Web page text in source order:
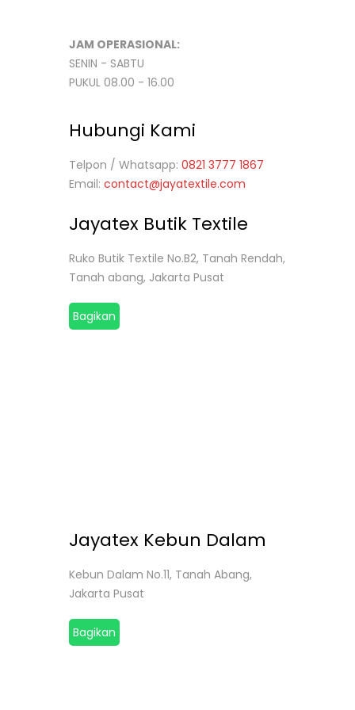
JAM OPERASIONAL:
SENIN - SABTU
PUKUL 08.00 - 16.00
Hubungi Kami
Telpon / Whatsapp: 0821 3777 1867
Email: contact@jayatextile.com
Jayatex Butik Textile
Ruko Butik Textile No.B2, Tanah Rendah,
Tanah abang, Jakarta Pusat
Bagikan
Jayatex Kebun Dalam
Kebun Dalam No.11, Tanah Abang,
Jakarta Pusat
Bagikan